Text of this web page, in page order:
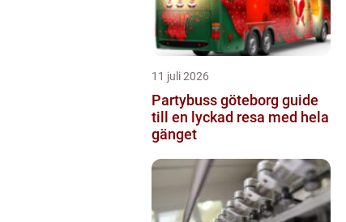
11 juli 2026
Partybuss göteborg guide
till en lyckad resa med hela
gänget